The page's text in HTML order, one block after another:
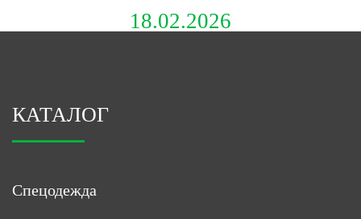
18.02.2026
КАТАЛОГ
Спецодежда